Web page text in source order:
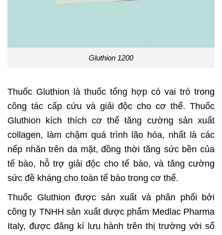
Gluthion 1200
Thuốc Gluthion là thuốc tổng hợp có vai trò trong
công tác cấp cứu và giải độc cho cơ thể. Thuốc
Gluthion kích thích cơ thể tăng cường sản xuất
collagen, làm chậm quá trình lão hóa, nhất là các
nếp nhăn trên da mặt, đồng thời tăng sức bền của
tế bào, hỗ trợ giải độc cho tế bào, và tăng cường
sức đề kháng cho toàn tế bào trong cơ thể.
Thuốc Gluthion được sản xuất và phân phối bởi
công ty TNHH sản xuất dược phẩm Medlac Pharma
Italy, được đăng kí lưu hành trên thị trường với số